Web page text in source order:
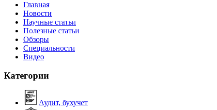
Главная
Новости
Научные статьи
Полезные статьи
Обзоры
Специальности
Видео
Категории
Аудит, бухучет